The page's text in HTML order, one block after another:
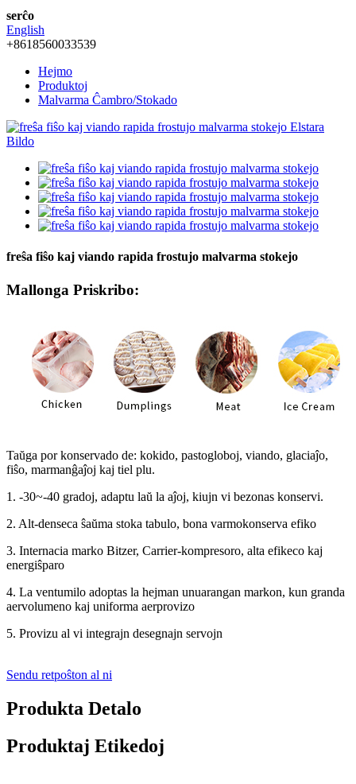
serĉo
English
+8618560033539
Hejmo
Produktoj
Malvarma Ĉambro/Stokado
freŝa fiŝo kaj viando rapida frostujo malvarma stokejo
Mallonga Priskribo:
Taŭga por konservado de: kokido, pastogloboj, viando, glaciaĵo,
fiŝo, marmanĝaĵoj kaj tiel plu.
1. -30~-40 gradoj, adaptu laŭ la aĵoj, kiujn vi bezonas konservi.
2. Alt-denseca ŝaŭma stoka tabulo, bona varmokonserva efiko
3. Internacia marko Bitzer, Carrier-kompresoro, alta efikeco kaj
energiŝparo
4. La ventumilo adoptas la hejman unuarangan markon, kun granda
aervolumeno kaj uniforma aerprovizo
5. Provizu al vi integrajn desegnajn servojn
Sendu retpoŝton al ni
Produkta Detalo
Produktaj Etikedoj